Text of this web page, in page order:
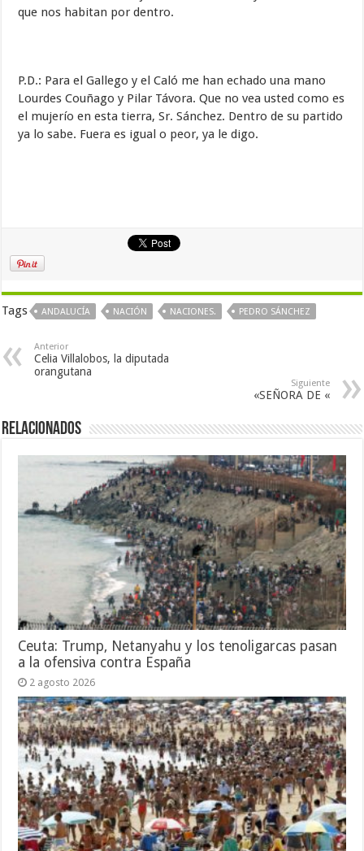
que nos habitan por dentro.
P.D.: Para el Gallego y el Caló me han echado una mano
Lourdes Couñago y Pilar Távora. Que no vea usted como es
el mujerío en esta tierra, Sr. Sánchez. Dentro de su partido
ya lo sabe. Fuera es igual o peor, ya le digo.
Tags ANDALUCÍA NACIÓN NACIONES. PEDRO SÁNCHEZ
Anterior
Celia Villalobos, la diputada
orangutana
Siguiente
«SEÑORA DE «
Relacionados
Ceuta: Trump, Netanyahu y los tenoligarcas pasan
a la ofensiva contra España
2 agosto 2026